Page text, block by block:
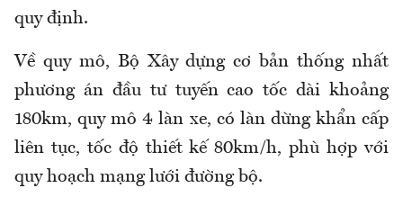
quy định.
Về quy mô, Bộ Xây dựng cơ bản thống nhất
phương án đầu tư tuyến cao tốc dài khoảng
180km, quy mô 4 làn xe, có làn dừng khẩn cấp
liên tục, tốc độ thiết kế 80km/h, phù hợp với
quy hoạch mạng lưới đường bộ.